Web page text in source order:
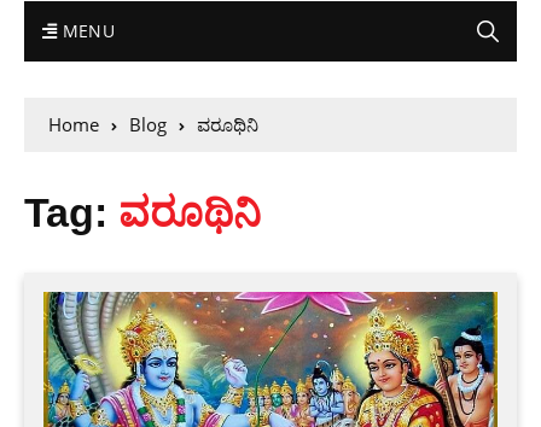
MENU
Home Blog ವರೂಥಿನಿ
Tag: ವರೂಥಿನಿ